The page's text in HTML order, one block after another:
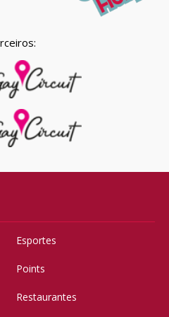
Esportes
Points
Restaurantes